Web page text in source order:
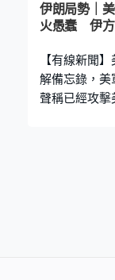
伊朗局勢｜
火愚蠢 伊
【有線新聞
解備忘錄，美
聲稱已經攻擊